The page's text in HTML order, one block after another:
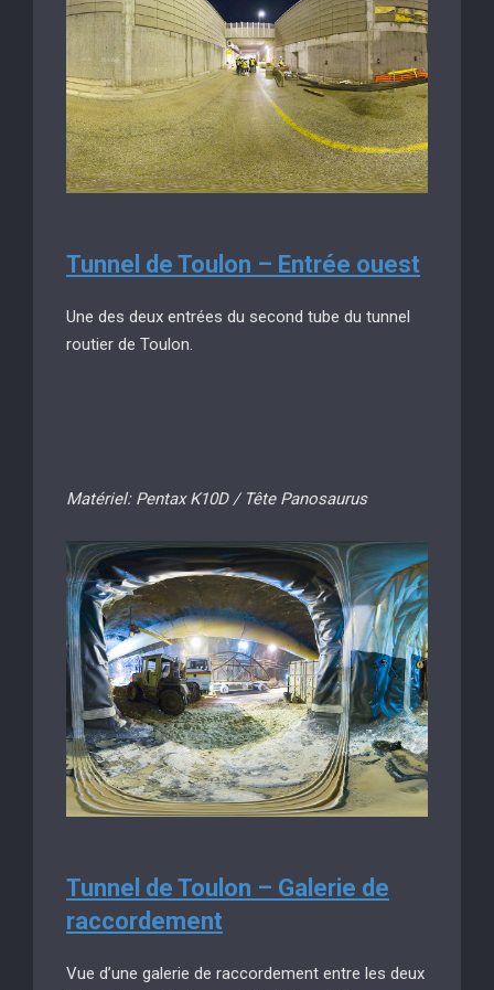
Tunnel de Toulon – Entrée ouest
Une des deux entrées du second tube du tunnel
routier de Toulon.
Matériel: Pentax K10D / Tête Panosaurus
Tunnel de Toulon – Galerie de
raccordement
Vue d’une galerie de raccordement entre les deux